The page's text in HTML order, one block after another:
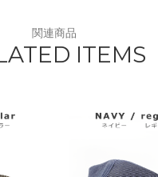
関連商品
ITEMS